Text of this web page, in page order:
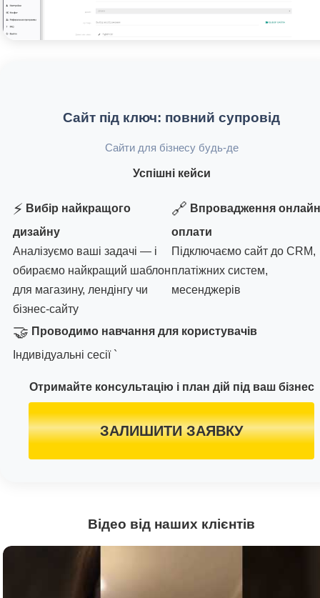
Сайт під ключ: повний супровід
Сайти для бізнесу будь-де
Успішні кейси
⚡ Вибір найкращого
дизайну
Аналізуємо ваші задачі — і
обираємо найкращий шаблон
для магазину, лендінгу чи
бізнес-сайту
🔗 Впровадження
оплати
Підключаємо сайт до CRM,
платіжних систем,
месенджерів
🤝 Проводимо навчання для користувачів
Індивідуальні сесії `
Отримайте консультацію і план дій під ваш бізнес
ЗАЛИШИТИ ЗАЯВКУ
Відео від наших клієнтів